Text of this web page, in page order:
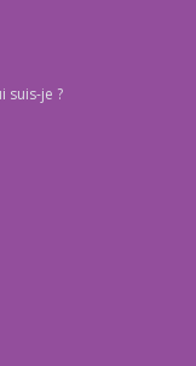
suis-je ?